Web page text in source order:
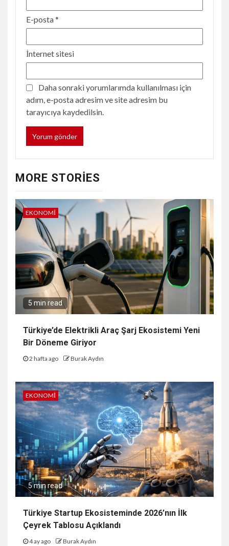
E-posta*
İnternet sitesi
Daha sonraki yorumlarımda kullanılması için
adım, e-posta adresim ve site adresim bu
tarayıcıya kaydedilsin.
MORE STORIES
EKONOMI
5 min read
Türkiye’de Elektrikli Araç Şarj Ekosistemi Yeni
Bir Döneme Giriyor
2 hafta ago Burak Aydın
EKONOMI
5 min read
Türkiye Startup Ekosisteminde 2026’nın İlk
Çeyrek Tablosu Açıklandı
4 ay ago Burak Aydın